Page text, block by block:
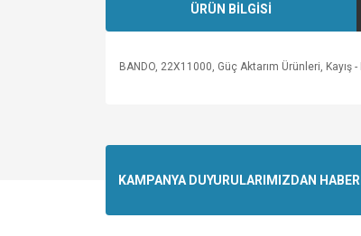
ÜRÜN BİLGİSİ
BANDO, 22X11000, Güç Aktarım Ürünleri,
Ürün resmi kalitesiz, bozuk veya
KAMPANYA DUYURULARIMIZDAN